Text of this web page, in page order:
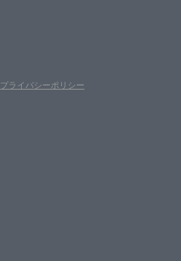
プライバシーポリシー